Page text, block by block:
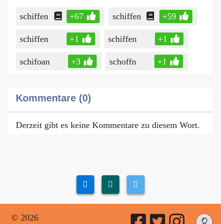
schiffen +67 schiffen +59
schiffen +1 schiffen +1
schifoan +3 schoffn +1
Kommentare (0)
Derzeit gibt es keine Kommentare zu diesem Wort.
© 2026